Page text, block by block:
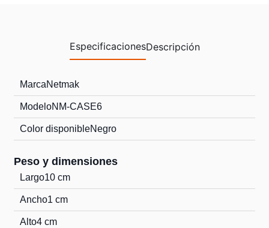
EspecificacionesDescripción
MarcaNetmak
ModeloNM-CASE6
Color disponibleNegro
Peso y dimensiones
Largo10 cm
Ancho1 cm
Alto4 cm